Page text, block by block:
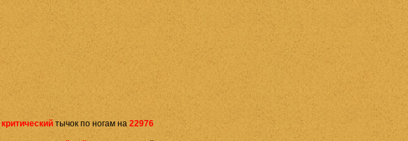
критический тычок по ногам на 22976